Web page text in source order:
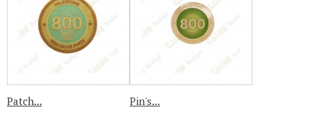
Patch... Pin's...